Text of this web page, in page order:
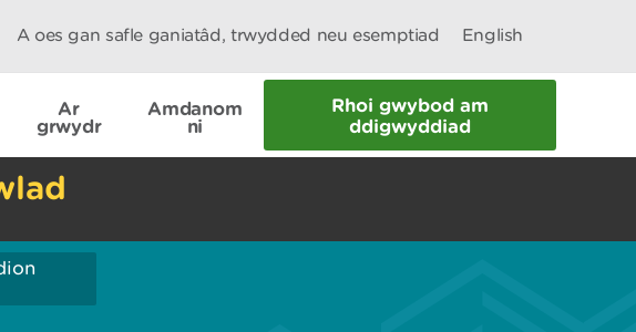
A oes gan safle ganiatâd, trwydded neu esemptiad English
Ar
grwydr
Amdanom
ni
Rhoi gwybod am
ddigwyddiad